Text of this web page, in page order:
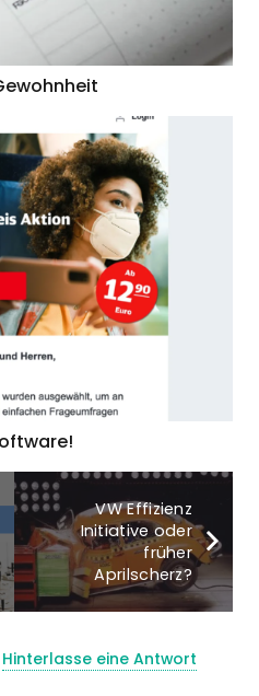
VW Effizienz
Initiative oder
früher
Aprilscherz?
Hinterlasse eine Antwort